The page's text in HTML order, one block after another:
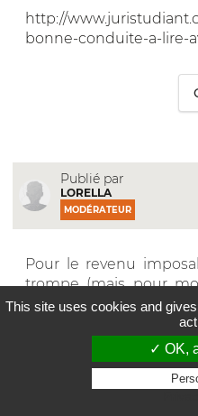
http://
bonne-conduite-a-lire-
Publié par
LORELLA
MODÉRATEUR
Pour le revenu
trompe (mais pour
chinois). En lisant un
distinguer le revenu
global et le revenu net
https://
This site uses cookies and
✓ OK,